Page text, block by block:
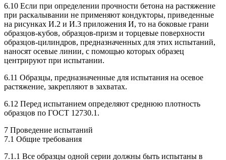
6.10 Если при определении прочности бетона на растяжение
при раскалывании не применяют кондукторы, приведенные
на рисунках И.2 и И.3 приложения И, то на боковые грани
образцов-кубов, образцов-призм и торцевые поверхности
образцов-цилиндров, предназначенных для этих испытаний,
наносят осевые линии, с помощью которых образец
центрируют при испытании.
6.11 Образцы, предназначенные для испытания на осевое
растяжение, закрепляют в захватах.
6.12 Перед испытанием определяют среднюю плотность
образцов по ГОСТ 12730.1.
7 Проведение испытаний
7.1 Общие требования
7.1.1 Все образцы одной серии должны быть испытаны в